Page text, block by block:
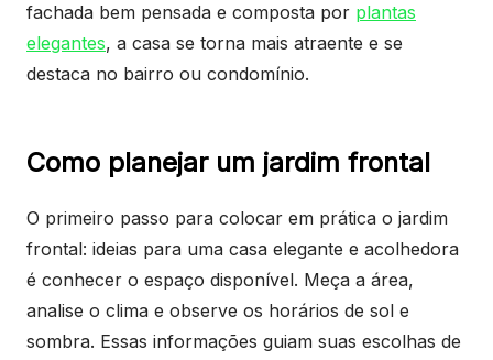
fachada bem pensada e composta por plantas
elegantes, a casa se torna mais atraente e se
destaca no bairro ou condomínio.
Como planejar um jardim frontal
O primeiro passo para colocar em prática o jardim
frontal: ideias para uma casa elegante e acolhedora
é conhecer o espaço disponível. Meça a área,
analise o clima e observe os horários de sol e
sombra. Essas informações guiam suas escolhas de